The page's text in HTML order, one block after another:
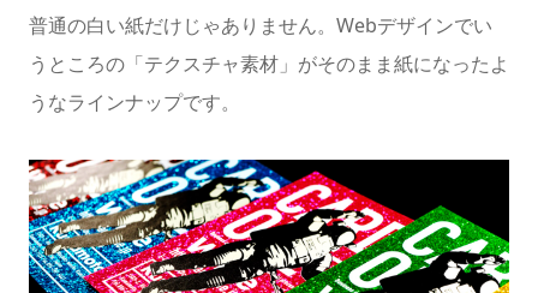
普通の白い紙だけじゃありません。Webデザインでい
うところの「テクスチャ素材」がそのまま紙になったよ
うなラインナップです。